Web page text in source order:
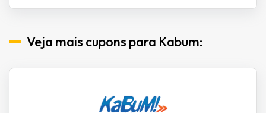
Veja mais cupons para Kabum: